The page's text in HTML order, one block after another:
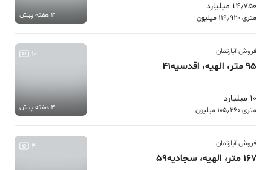
14٫750 میلیارد
متری 119٫920 میلیون 3 هفته پیش
فروش آپارتمان
95 متر، الهیه، اقدسیه41
10 میلیارد
متری 105٫260 میلیون
10
3 هفته پیش
فروش آپارتمان
167 متر، الهیه، سجادیه59
4